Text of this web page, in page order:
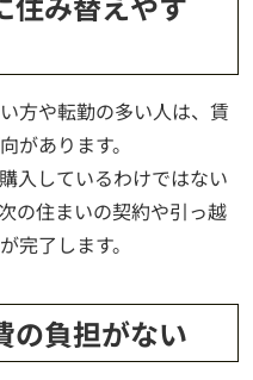
方や転勤の多い人は、賃
があります。
入しているわけではない
の住まいの契約や引っ越
完了します。
の負担がない